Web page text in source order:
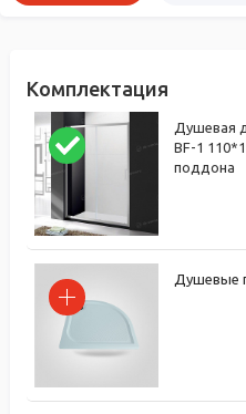
Комплектация
Душевая
BF-1
поддона
Душевые